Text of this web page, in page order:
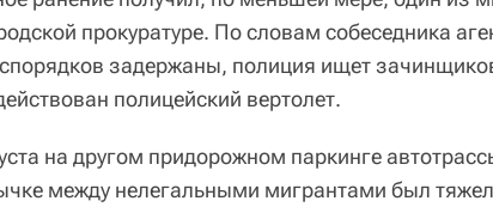
прокуратуре. По словам собеседника
задержаны, полиция ищет
полицейский вертолет.
на другом придорожном паркинге
между нелегальными мигрантами был